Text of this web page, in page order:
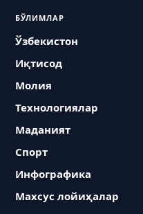
БЎЛИМЛАР
Ўзбекистон
Иқтисод
Молия
Технологиялар
Маданият
Спорт
Инфографика
Махсус лойиҳалар